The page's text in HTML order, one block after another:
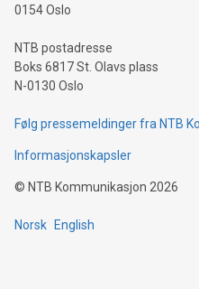
0154 Oslo
NTB postadresse
Boks 6817 St. Olavs plass
N-0130 Oslo
Følg pressemeldinger fra NTB
Informasjonskapsler
© NTB Kommunikasjon 2026
Norsk English